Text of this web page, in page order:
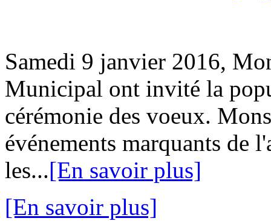
Samedi 9 janvier 2016,
Municipal ont invité la
cérémonie des voeux.
événements marquants de
les...[En savoir plus]
[En savoir plus]